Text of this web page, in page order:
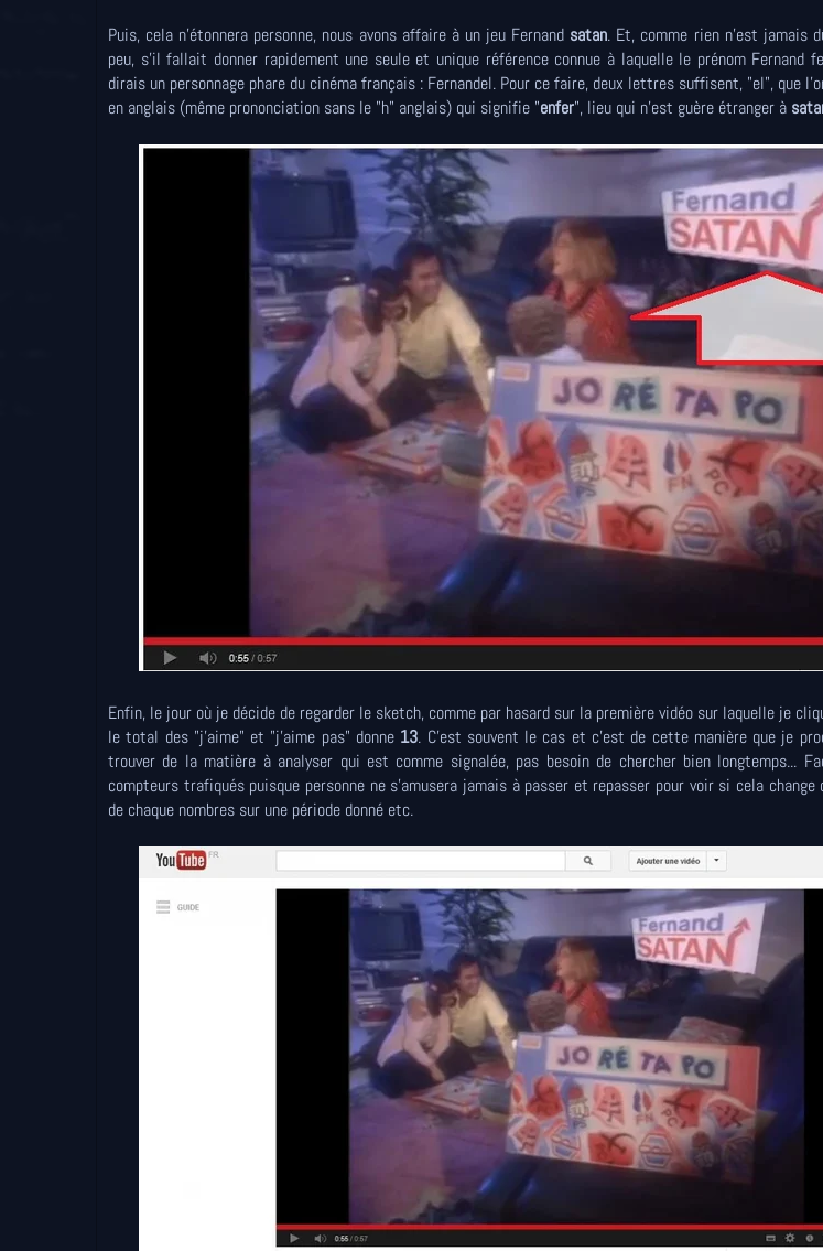
Puis, cela n'étonnera personne, nous avons affaire à un jeu Fernand satan. Et, comme rien n'est jamais
peu, s'il fallait donner rapidement une seule et unique référence connue à laquelle le prénom Fernand
dirais un personnage phare du cinéma français : Fernandel. Pour ce faire, deux lettres suffisent, "el", que
en anglais (même prononciation sans le "h" anglais) qui signifie "enfer", lieu qui n'est guère étranger à
Enfin, le jour où je décide de regarder le sketch, comme par hasard sur la première vidéo sur laquelle je
le total des "j'aime" et "j'aime pas" donne 13. C'est souvent le cas et c'est de cette manière que je
trouver de la matière à analyser qui est comme signalée, pas besoin de chercher bien longtemps...
compteurs trafiqués puisque personne ne s'amusera jamais à passer et repasser pour voir si cela
de chaque nombres sur une période donné etc.